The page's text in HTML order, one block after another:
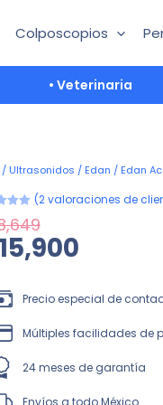
Colposcopios
• Veterinaria
Ultrasonidos / Edan / Edan
con
5 en
(2valoraciones de
Precio especial de
Múltiples facilidades de
24 meses de garantía
Envíos a todo México